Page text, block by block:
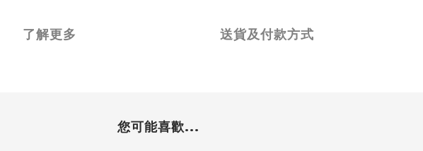
了解更多 送貨及付款方式
您可能喜歡...